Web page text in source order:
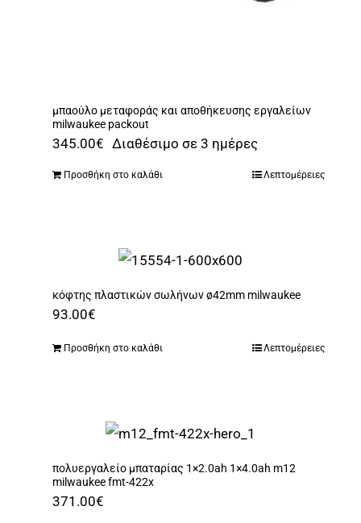
μπαούλο μεταφοράς και αποθήκευσης εργαλείων
milwaukee packout
345.00€ Διαθέσιμο σε 3 ημέρες
Προσθήκη στο καλάθι Λεπτομέρειες
κόφτης πλαστικών σωλήνων ø42mm milwaukee
93.00€
Προσθήκη στο καλάθι Λεπτομέρειες
πολυεργαλείο μπαταρίας 1×2.0ah 1×4.0ah m12
milwaukee fmt-422x
371.00€